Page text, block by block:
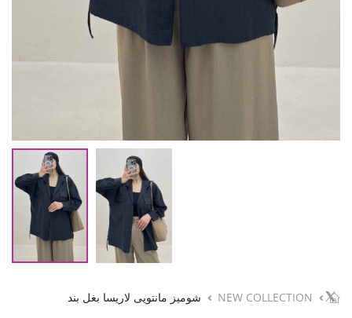
NEW COLLECTION شومیز مانتویی لاریسا بغل بند